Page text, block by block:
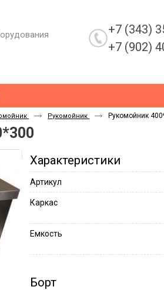
+7 (343)
+7 (902)
Рукомойник Рукомойник
Характеристики
Артикул
Каркас
Емкость
Борт